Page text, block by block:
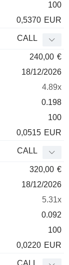
100
0,5370 EUR
CALL
240,00 €
18/12/2026
4.89x
0.198
100
0,0515 EUR
CALL
320,00 €
18/12/2026
5.31x
0.092
100
0,0220 EUR